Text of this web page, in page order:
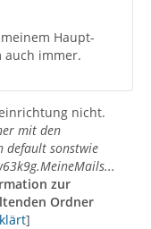
Haupt-
auch immer.
nicht.
mit den
default sonstwie
zur
Ordner
]